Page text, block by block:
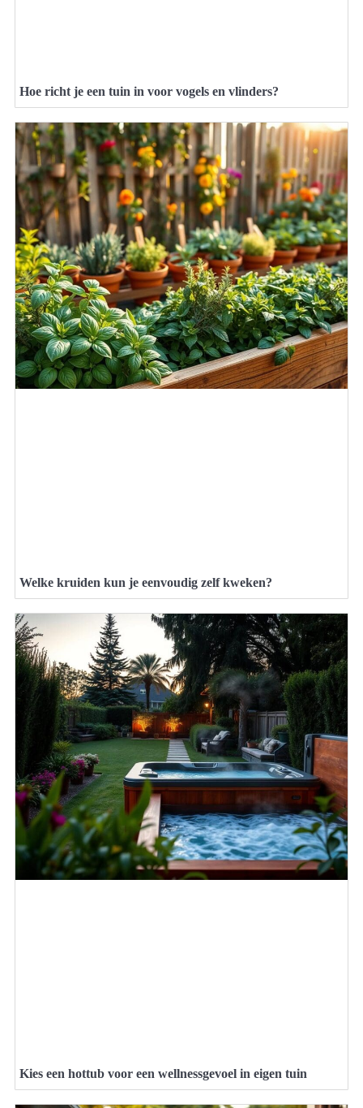
Hoe richt je een tuin in voor vogels en vlinders?
Welke kruiden kun je eenvoudig zelf kweken?
Kies een hottub voor een wellnessgevoel in eigen tuin